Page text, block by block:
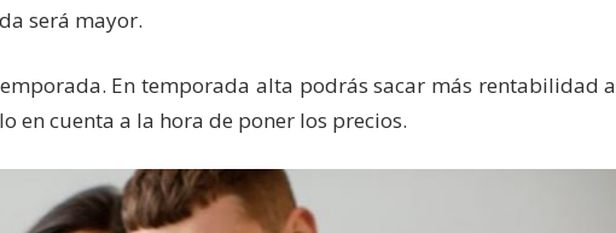
será mayor.
En temporada alta podrás sacar más rentabilidad a
en cuenta a la hora de poner los precios.